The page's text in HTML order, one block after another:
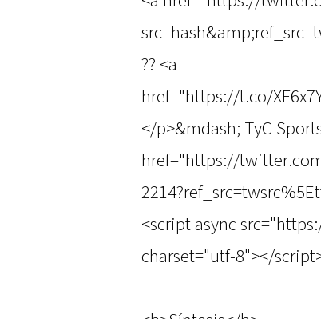
?? <a
href="https://t.co/
</p>&mdash; TyC
href="https://
<script async
charset="utf-8"></